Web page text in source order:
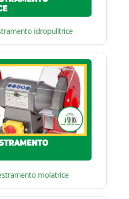
idropulitrice
molatrice